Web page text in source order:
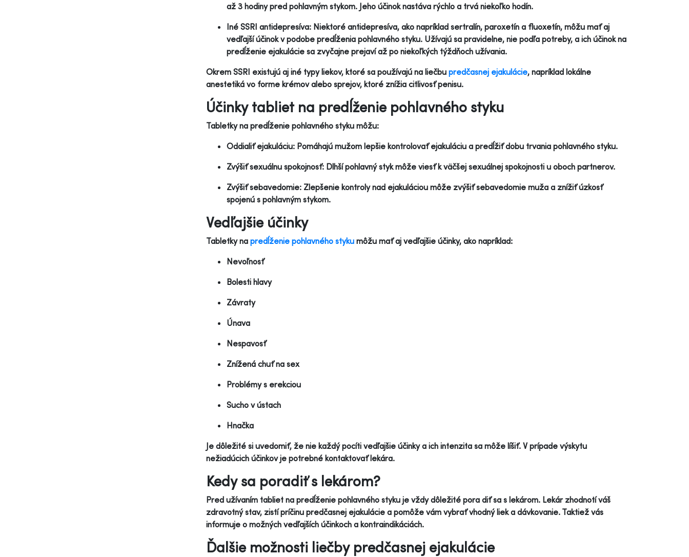
až 3 hodiny pred pohlavným stykom. Jeho účinok nastáva rýchlo a trvá niekoľko hodín.
Iné SSRI antidepresíva: Niektoré antidepresíva, ako napríklad sertralín, paroxetín a fluoxetín, môžu mať aj
vedľajší účinok v podobe predĺženia pohlavného styku. Užívajú sa pravidelne, nie podľa potreby, a ich účinok na
predĺženie ejakulácie sa zvyčajne prejaví až po niekoľkých týždňoch užívania.
Okrem SSRI existujú aj iné typy liekov, ktoré sa používajú na liečbu predčasnej ejakulácie, napríklad lokálne
anestetiká vo forme krémov alebo sprejov, ktoré znížia citlivosť penisu.
Účinky tabliet na predĺženie pohlavného styku
Tabletky na predĺženie pohlavného styku môžu:
Oddialiť ejakuláciu: Pomáhajú mužom lepšie kontrolovať ejakuláciu a predĺžiť dobu trvania pohlavného styku.
Zvýšiť sexuálnu spokojnosť: Dlhší pohlavný styk môže viesť k väčšej sexuálnej spokojnosti u oboch partnerov.
Zvýšiť sebavedomie: Zlepšenie kontroly nad ejakuláciou môže zvýšiť sebavedomie muža a znížiť úzkosť
spojenú s pohlavným stykom.
Vedľajšie účinky
Tabletky na predĺženie pohlavného styku môžu mať aj vedľajšie účinky, ako napríklad:
Nevoľnosť
Bolesti hlavy
Závraty
Únava
Nespavosť
Znížená chuť na sex
Problémy s erekciou
Sucho v ústach
Hnačka
Je dôležité si uvedomiť, že nie každý pocíti vedľajšie účinky a ich intenzita sa môže líšiť. V prípade výskytu
nežiadúcich účinkov je potrebné kontaktovať lekára.
Kedy sa poradiť s lekárom?
Pred užívaním tabliet na predĺženie pohlavného styku je vždy dôležité pora diť sa s lekárom. Lekár zhodnotí váš
zdravotný stav, zistí príčinu predčasnej ejakulácie a pomôže vám vybrať vhodný liek a dávkovanie. Taktiež vás
informuje o možných vedľajších účinkoch a kontraindikáciách.
Ďalšie možnosti liečby predčasnej ejakulácie